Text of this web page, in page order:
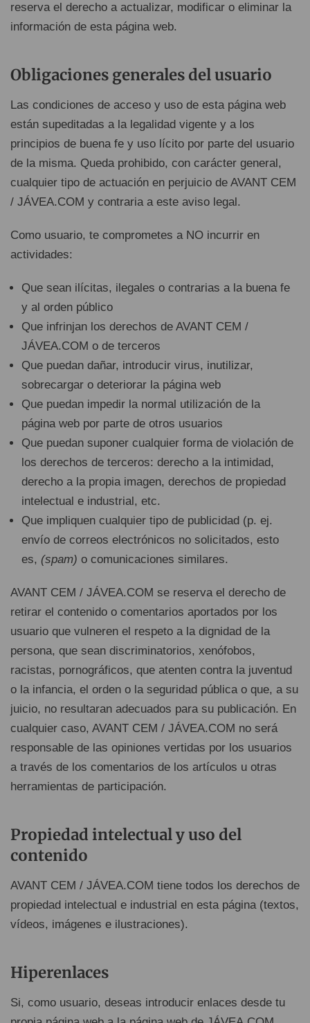
reserva el derecho a actualizar, modificar o eliminar la
información de esta página web.
Obligaciones generales del usuario
Las condiciones de acceso y uso de esta página web
están supeditadas a la legalidad vigente y a los
principios de buena fe y uso lícito por parte del usuario
de la misma. Queda prohibido, con carácter general,
cualquier tipo de actuación en perjuicio de AVANT CEM
/ JÁVEA.COM y contraria a este aviso legal.
Como usuario, te comprometes a NO incurrir en
actividades:
Que sean ilícitas, ilegales o contrarias a la buena fe
y al orden público
Que infrinjan los derechos de AVANT CEM /
JÁVEA.COM o de terceros
Que puedan dañar, introducir virus, inutilizar,
sobrecargar o deteriorar la página web
Que puedan impedir la normal utilización de la
página web por parte de otros usuarios
Que puedan suponer cualquier forma de violación de
los derechos de terceros: derecho a la intimidad,
derecho a la propia imagen, derechos de propiedad
intelectual e industrial, etc.
Que impliquen cualquier tipo de publicidad (p. ej.
envío de correos electrónicos no solicitados, esto
es, (spam) o comunicaciones similares.
AVANT CEM / JÁVEA.COM se reserva el derecho de
retirar el contenido o comentarios aportados por los
usuario que vulneren el respeto a la dignidad de la
persona, que sean discriminatorios, xenófobos,
racistas, pornográficos, que atenten contra la juventud
o la infancia, el orden o la seguridad pública o que, a su
juicio, no resultaran adecuados para su publicación. En
cualquier caso, AVANT CEM / JÁVEA.COM no será
responsable de las opiniones vertidas por los usuarios
a través de los comentarios de los artículos u otras
herramientas de participación.
Propiedad intelectual y uso del
contenido
AVANT CEM / JÁVEA.COM tiene todos los derechos de
propiedad intelectual e industrial en esta página (textos,
vídeos, imágenes e ilustraciones).
Hiperenlaces
Si, como usuario, deseas introducir enlaces desde tu